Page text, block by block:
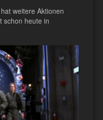
weitere Aktionen
schon heute in